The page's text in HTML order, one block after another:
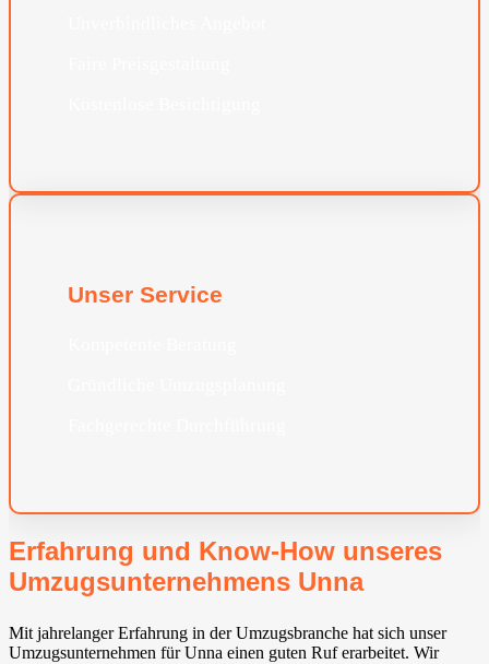
Unser Service
Erfahrung und Know-How unseres
Umzugsunternehmens Unna
Mit jahrelanger Erfahrung in der Umzugsbranche hat sich unser
Umzugsunternehmen für Unna einen guten Ruf erarbeitet. Wir